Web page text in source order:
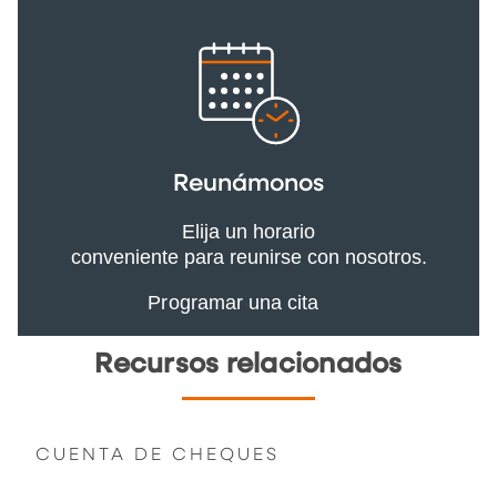
Reunámonos
Elija un horario
conveniente para reunirse con nosotros.
Programar una cita
Recursos relacionados
CUENTA DE CHEQUES